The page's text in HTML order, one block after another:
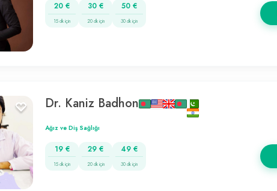
20 €
15 dk için
30 €
20 dk için
50 €
30 dk için
Dr. Kaniz Badhon
Ağız ve Diş Sağlığı
19 €
15 dk için
29 €
20 dk için
49 €
30 dk için